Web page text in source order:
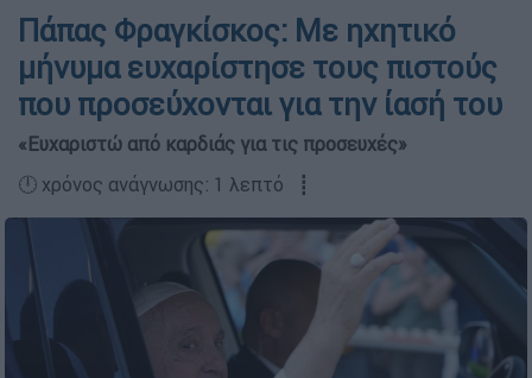
Πάπας Φραγκίσκος: Με ηχητικό
μήνυμα ευχαρίστησε τους πιστούς
που προσεύχονται για την ίασή του
«Ευχαριστώ από καρδιάς για τις προσευχές»
🕛 χρόνος ανάγνωσης: 1 λεπτό ┋